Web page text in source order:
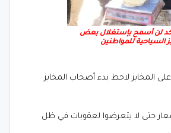
لن أسمح بإستغلال بعض
السياحية للمواطنين
المخابز لاحظ بدء أصحاب المخابز
حتى لا يتعرضوا لعقوبات في ظل